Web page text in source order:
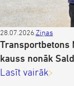
28.07.2026.Ziņas
Transportbetons
kauss nonāk
Lasīt vairāk